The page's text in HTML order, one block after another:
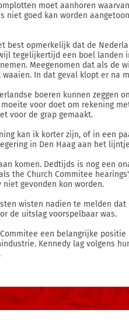
moet aanhoren
niet goed kan worden
best opmerkelijk dat de
tegelijkertijd een boel landen
Meegenomen dat als de
In dat geval klopt er na
boeren kunnen zeggen
voor doet om rekening
voor de grap gemaakt.
kan ik korter zijn, of in een
in Den Haag aan het
komen. Dedtijds is nog een
the Church Commitee
niet gevonden kon worden.
wisten nadien te melden
de uitslag voorspelbaar was.
een belangrijke
Kennedy lag volgens